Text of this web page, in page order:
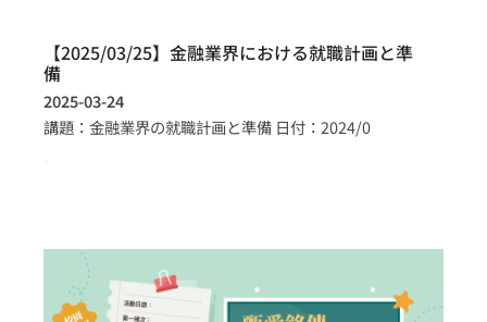
【2025/03/25】金融業界における就職計画と準
備
2025-03-24
講題：金融業界の就職計画と準備 日付：2024/0